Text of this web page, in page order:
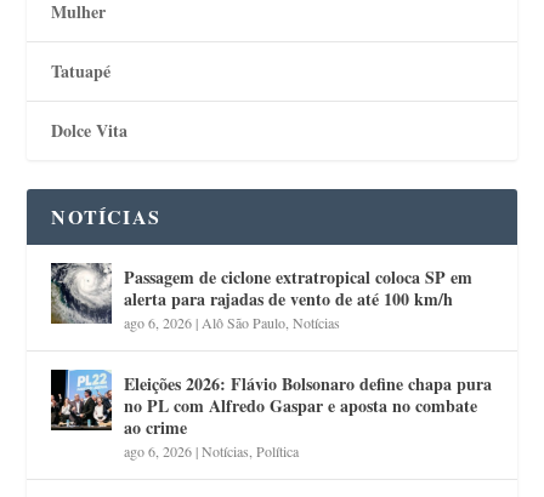
Mulher
Tatuapé
Dolce Vita
NOTÍCIAS
Passagem de ciclone extratropical coloca SP em
alerta para rajadas de vento de até 100 km/h
ago 6, 2026| Alô São Paulo ,Notícias
Eleições 2026: Flávio Bolsonaro define chapa pura
no PL com Alfredo Gaspar e aposta no combate
ao crime
ago 6, 2026|Notícias ,Política